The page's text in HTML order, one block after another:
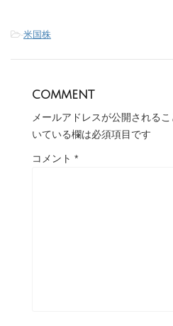
-米国株
comment
メールアドレスが公開されるこ
いている欄は必須項目です
コメント *